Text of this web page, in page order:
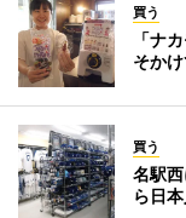
買う
「ナ
そかけ
買う
名駅
ら日